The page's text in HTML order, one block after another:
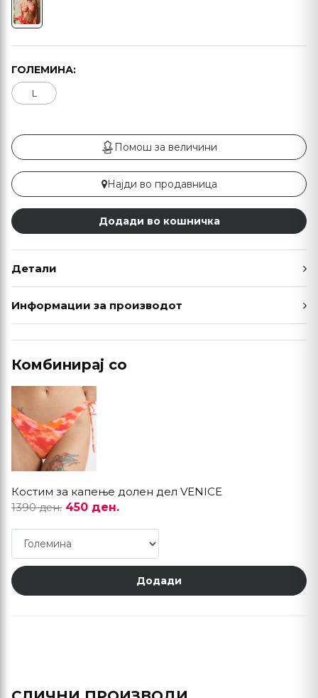
ГОЛЕМИНА:
L
Помош за величини
Најди во продавница
Додади во кошничка
Детали
Информации за производот
Комбинирај со
Костим за капење долен дел VENICE
1390 ден. 450 ден.
Додади